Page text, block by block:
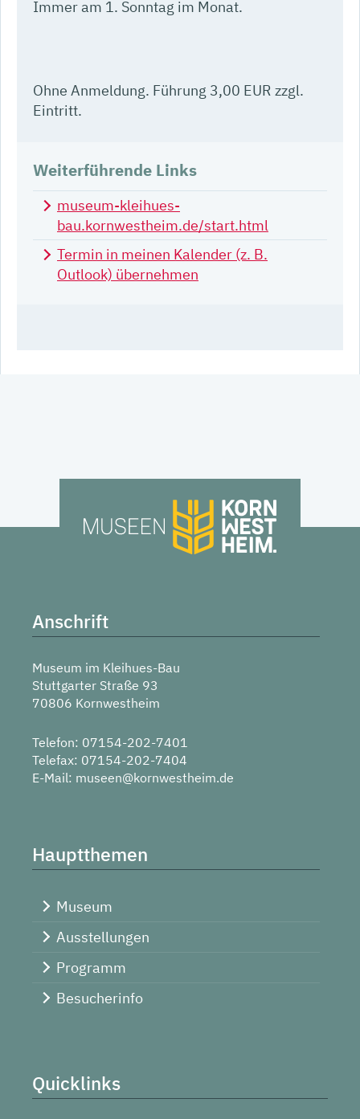
Immer am 1. Sonntag im Monat.
Ohne Anmeldung. Führung 3,00 EUR zzgl.
Eintritt.
Weiterführende Links
museum-kleihues-
bau.kornwestheim.de/start.html
Termin in meinen Kalender (z. B.
Outlook) übernehmen
Anschrift
Museum im Kleihues-Bau
Stuttgarter Straße 93
70806 Kornwestheim
Telefon: 07154-202-7401
Telefax: 07154-202-7404
E-Mail: museen@kornwestheim.de
Hauptthemen
Museum
Ausstellungen
Programm
Besucherinfo
Quicklinks